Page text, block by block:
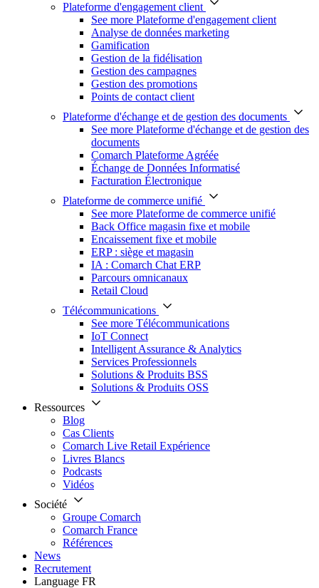
Plateforme d'engagement client
See more Plateforme d'engagement client
Analyse de données marketing
Gamification
Gestion de la fidélisation
Gestion des campagnes
Gestion des promotions
Points de contact client
Plateforme d'échange et de gestion des documents
See more Plateforme d'échange et de gestion des
documents
Comarch Plateforme Agréée
Échange de Données Informatisé
Facturation Électronique
Plateforme de commerce unifié
See more Plateforme de commerce unifié
Back Office magasin fixe et mobile
Encaissement fixe et mobile
ERP : siège et magasin
IA : Comarch Chat ERP
Parcours omnicanaux
Retail Cloud
Télécommunications
See more Télécommunications
IoT Connect
Intelligent Assurance & Analytics
Services Professionnels
Solutions & Produits BSS
Solutions & Produits OSS
Ressources
Blog
Cas Clients
Comarch Live Retail Expérience
Livres Blancs
Podcasts
Vidéos
Société
Groupe Comarch
Comarch France
Références
News
Recrutement
Language FR